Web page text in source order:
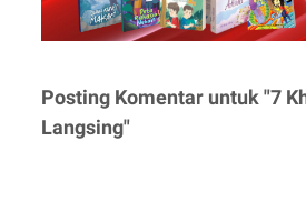
Posting Komentar untuk "7
Langsing"